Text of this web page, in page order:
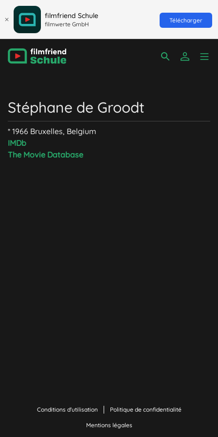
filmfriend Schule
filmwerte GmbH
Télécharger
Stéphane de Groodt
* 1966 Bruxelles, Belgium
IMDb
The Movie Database
Conditions d'utilisation Politique de confidentialité
Mentions légales